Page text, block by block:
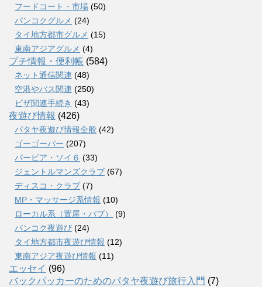
フードコート・市場 (50)
バンコクグルメ (24)
タイ地方都市グルメ (15)
東南アジアグルメ (4)
プチ情報・便利帳 (584)
ネット通信関連 (48)
空港やバス関連 (250)
ビザ関連手続き (43)
夜遊び情報 (426)
パタヤ夜遊び情報全般 (42)
ゴーゴーバー (207)
バービア・ソイ６ (33)
ジェントルマンズクラブ (67)
ディスコ・クラブ (7)
MP・マッサージ系情報 (10)
ローカル系（置屋・パブ）
(9)
バンコク夜遊び (24)
タイ地方都市夜遊び情報 (12)
東南アジア夜遊び情報 (11)
エッセイ (96)
バックパッカーのためのパタヤ夜遊び旅行入門 (7)